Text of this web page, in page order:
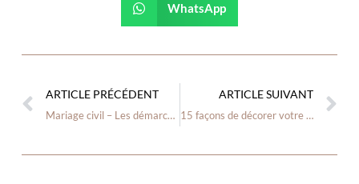
WhatsApp
ARTICLE PRÉCÉDENT
Mariage civil – Les démarches pour un mariage à la mairie
ARTICLE SUIVANT
15 façons de décorer votre salon de mariage